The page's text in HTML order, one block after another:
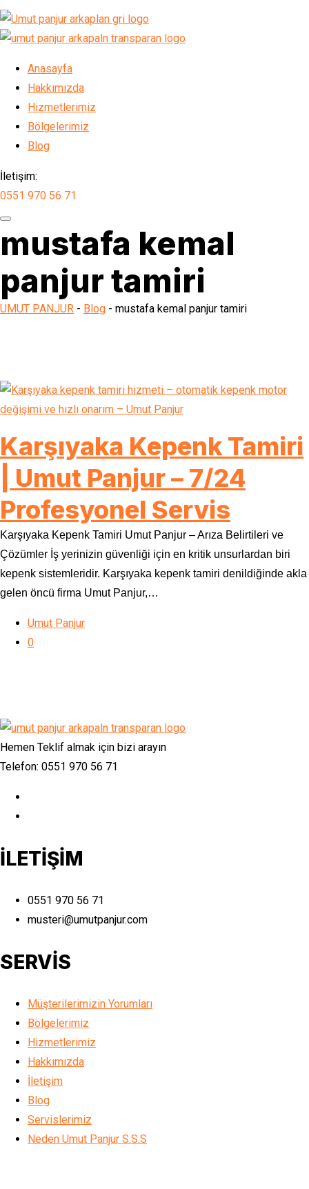
Anasayfa
Hakkımızda
Hizmetlerimiz
Bölgelerimiz
Blog
İletişim:
0551 970 56 71
mustafa kemal
panjur tamiri
UMUT PANJUR - Blog - mustafa kemal panjur tamiri
Karşıyaka Kepenk Tamiri
| Umut Panjur – 7/24
Profesyonel Servis
Karşıyaka Kepenk Tamiri Umut Panjur – Arıza Belirtileri ve
Çözümler İş yerinizin güvenliği için en kritik unsurlardan biri
kepenk sistemleridir. Karşıyaka kepenk tamiri denildiğinde akla
gelen öncü firma Umut Panjur,…
Umut Panjur
0
Hemen Teklif almak için bizi arayın
Telefon: 0551 970 56 71
İLETİŞİM
0551 970 56 71
musteri@umutpanjur.com
SERVİS
Müşterilerimizin Yorumları
Bölgelerimiz
Hizmetlerimiz
Hakkımızda
İletişim
Blog
Servislerimiz
Neden Umut Panjur S.S.S